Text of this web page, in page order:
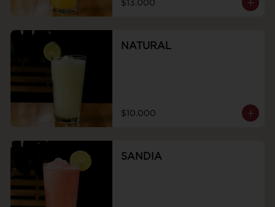
$13.000
NATURAL
$10.000
SANDIA